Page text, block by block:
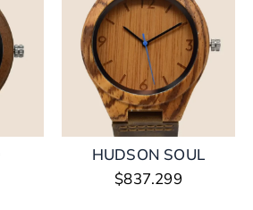
HUDSON SOUL
$837.299